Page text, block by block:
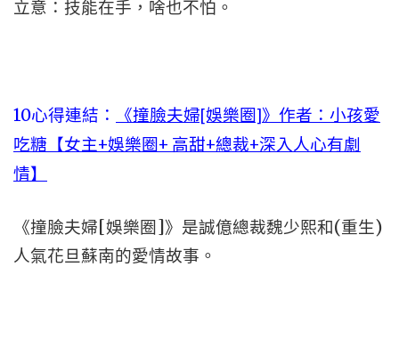
立意：技能在手，啥也不怕。
10心得連結：
《撞臉夫婦[娛樂圈]》作者：小孩愛
吃糖【女主+娛樂圈+ 高甜+總裁+深入人心有劇
情】
《撞臉夫婦[娛樂圈]》是誠億總裁魏少熙和(重生)
人氣花旦蘇南的愛情故事。